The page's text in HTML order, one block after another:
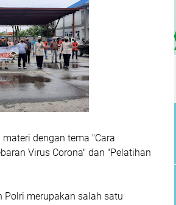
dengan tema "Cara
Virus Corona" dan "Pelatihan
Polri merupakan salah satu